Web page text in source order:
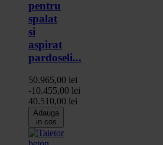
pentru
spalat
si
aspirat
pardoseli...
50.965,00 lei
-10.455,00 lei
40.510,00 lei
Adauga
in cos